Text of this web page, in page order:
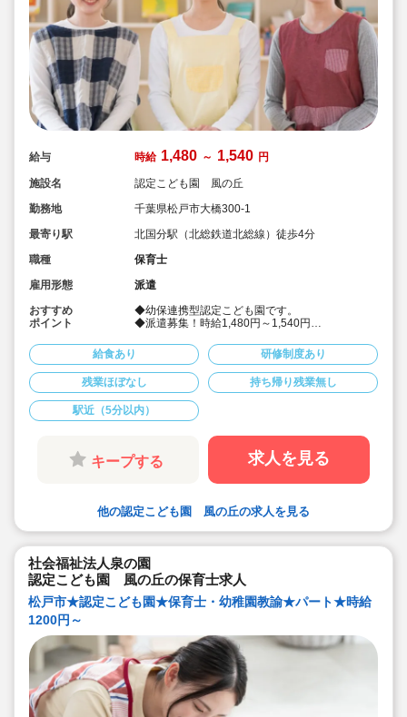
給与 時給 1,480 ～ 1,540 円
施設名
認定こども園 風の丘
勤務地
千葉県松戸市大橋300-1
最寄り駅
北国分駅（北総鉄道北総線）徒歩4分
職種
保育士
雇用形態
派遣
おすすめ
ポイント
◆幼保連携型認定こども園です。
◆派遣募集！時給1,480円～1,540円
◆社会保険完備！
◆皆勤手当あり♪
◆保育教諭
給食あり 研修制度あり
残業ほぼなし 持ち帰り残業無し
駅近（5分以内）
キープする 求人を見る
他の認定こども園 風の丘の求人を見る
社会福祉法人泉の園
認定こども園 風の丘の保育士求人
松戸市★認定こども園★保育士・幼稚園教諭★パート★時給
1200円～